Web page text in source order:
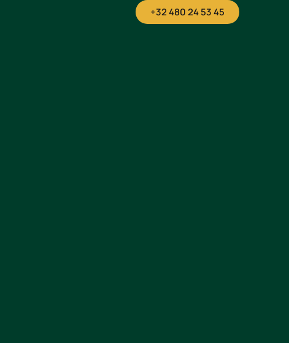
+32 480 24 53 45